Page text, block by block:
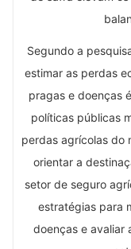
Segundo a
estimar as perdas
pragas e doenças
políticas públicas
perdas agrícolas do
orientar a
setor de seguro
estratégias para
doenças e avaliar